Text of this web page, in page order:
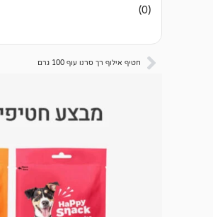
אין
ביקורות
(0)
חטיף אילוף רך סרנו עוף 100 גרם